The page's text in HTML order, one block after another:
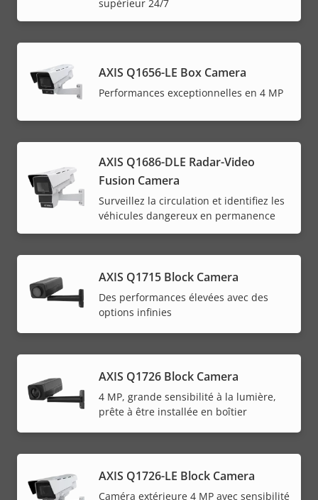
supérieur 24/7
AXIS Q1656-LE Box Camera
Performances exceptionnelles en 4 MP
AXIS Q1686-DLE Radar-Video
Fusion Camera
Surveillez la circulation et identifiez les
véhicules dangereux en permanence
AXIS Q1715 Block Camera
Des performances élevées avec des
options infinies
AXIS Q1726 Block Camera
4 MP, grande sensibilité à la lumière,
prête à être installée en boîtier
AXIS Q1726-LE Block Camera
Caméra extérieure 4 MP avec sensibilité